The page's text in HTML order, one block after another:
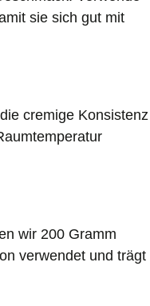
sie sich gut mit
cremige Konsistenz
wir 200 Gramm
verwendet und trägt